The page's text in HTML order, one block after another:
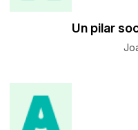
Un pilar